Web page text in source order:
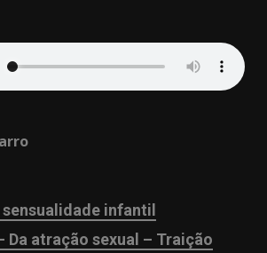
sensualidade infantil
Da atração sexual – Traição